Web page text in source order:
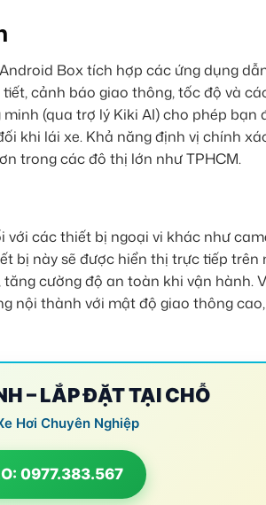
Box tích hợp các ứng dụng
cảnh báo giao thông, tốc độ và
(qua trợ lý Kiki AI) cho phép bạn
khi lái xe. Khả năng định vị chính
trong các đô thị lớn như TPHCM.
với các thiết bị ngoại vi khác như
bị này sẽ được hiển thị trực tiếp trên
cường độ an toàn khi vận hành.
nội thành với mật độ giao thông
– LẮP ĐẶT TẠI CHỖ
Hơi Chuyên Nghiệp
0977.383.567